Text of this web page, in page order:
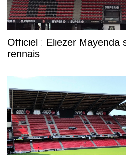
Officiel : Eliezer Mayenda
rennais